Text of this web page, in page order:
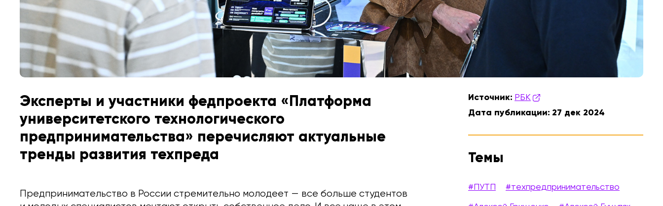
Эксперты и участники федпроекта «Платформа
университетского технологического
предпринимательства» перечисляют актуальные
тренды развития техпреда
Предпринимательство в России стремительно молодеет — все больше студентов
Источник: РБК
Дата публикации: 27 дек 2024
Темы
#ПУТП #техпредпринимательство